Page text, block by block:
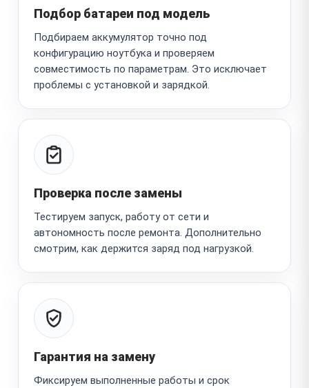
Подбор батареи под модель
Подбираем аккумулятор точно под
конфигурацию ноутбука и проверяем
совместимость по параметрам. Это исключает
проблемы с установкой и зарядкой.
Проверка после замены
Тестируем запуск, работу от сети и
автономность после ремонта. Дополнительно
смотрим, как держится заряд под нагрузкой.
Гарантия на замену
Фиксируем выполненные работы и срок